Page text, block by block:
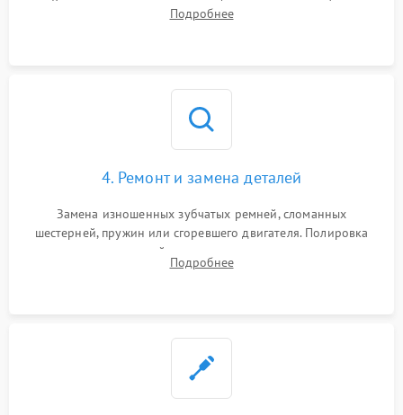
компьютерных машин), нитевдевателя и механизма
Подробнее
4. Ремонт и замена деталей
Замена изношенных зубчатых ремней, сломанных
шестерней, пружин или сгоревшего двигателя. Полировка
челночного устройства для устранения заусенцев.
Восстановление контактов в педали и пайка элементов на
Подробнее